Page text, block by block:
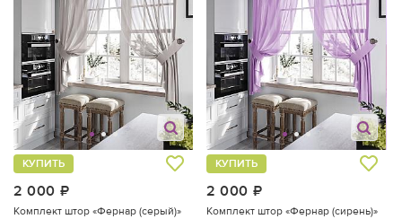
2 000
КУПИТЬ
Комплект штор «Фернар (серый)»
2 000
КУПИТЬ
Комплект штор «Фернар (сирень)»